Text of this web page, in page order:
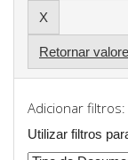
Retornar
Adicionar filtros:
Utilizar filtros